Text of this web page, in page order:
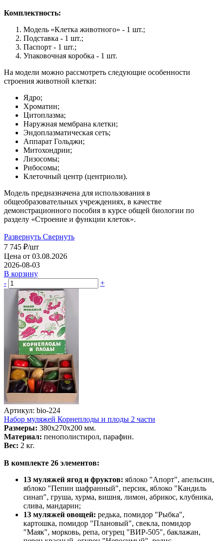
Комплектность:
Модель «Клетка животного» - 1 шт.;
Подставка - 1 шт.;
Паспорт - 1 шт.;
Упаковочная коробка - 1 шт.
На модели можно рассмотреть следующие особенности
строения животной клетки:
Ядро;
Хроматин;
Цитоплазма;
Наружная мембрана клетки;
Эндоплазматическая сеть;
Аппарат Гольджи;
Митохондрии;
Лизосомы;
Рибосомы;
Клеточный центр (центриоли).
Модель предназначена для использования в
общеобразовательных учреждениях, в качестве
демонстрационного пособия в курсе общей биологии по
разделу «Строение и функции клеток».
Развернуть Свернуть
7 745 ₽/шт
Цена от 03.08.2026
2026-08-03
В корзину
-
+
Артикул: bio-224
Набор муляжей Корнеплоды и плоды 2 части
Размеры: 380х270х200 мм.
Материал: пенополистирол, парафин.
Вес: 2 кг.
В комплекте 26 элементов:
13 муляжей ягод и фруктов: яблоко "Апорт", апельсин,
яблоко "Пепин шафранный", персик, яблоко "Кандиль
синап", груша, хурма, вишня, лимон, абрикос, клубника,
слива, мандарин;
13 муляжей овощей: редька, помидор "Рыбка",
картошка, помидор "Плановый", свекла, помидор
"Маяк", морковь, репа, огурец "ВИР-505", баклажан,